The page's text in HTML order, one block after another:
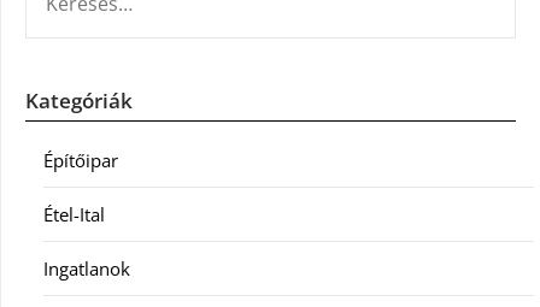
Kategóriák
Építőipar
Étel-Ital
Ingatlanok